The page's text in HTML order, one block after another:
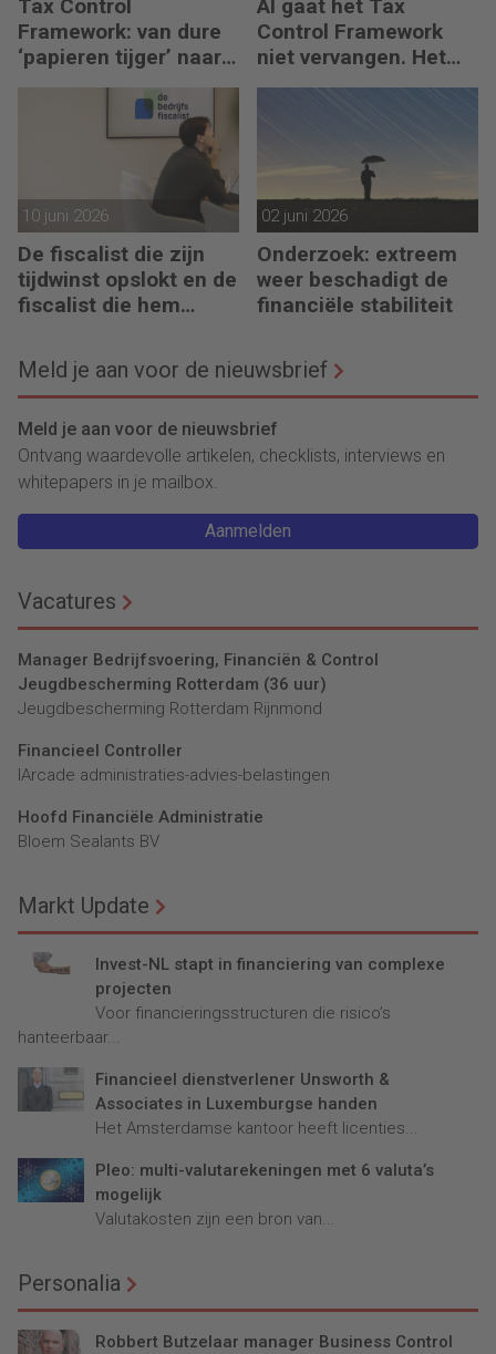
Tax Control
Framework: van dure
‘papieren tijger’ naar
digitaal stuurmiddel
AI gaat het Tax
Control Framework
niet vervangen. Het
maakt de fiscalist die
kan doorvragen alleen
10 juni 2026
De fiscalist die zijn
tijdwinst opslokt en de
fiscalist die hem
02 juni 2026
Onderzoek: extreem
weer beschadigt de
financiële stabiliteit
Meld je aan voor de nieuwsbrief
Meld je aan voor de nieuwsbrief
Ontvang waardevolle artikelen, checklists, interviews en
whitepapers in je mailbox.
Aanmelden
Vacatures
Manager Bedrijfsvoering, Financiën & Control
Jeugdbescherming Rotterdam (36 uur)
Jeugdbescherming Rotterdam Rijnmond
Financieel Controller
lArcade administraties-advies-belastingen
Hoofd Financiële Administratie
Bloem Sealants BV
Markt Update
Invest-NL stapt in financiering van complexe
projecten
Voor financieringsstructuren die risico’s
hanteerbaar...
Financieel dienstverlener Unsworth &
Associates in Luxemburgse handen
Het Amsterdamse kantoor heeft licenties...
Pleo: multi-valutarekeningen met 6 valuta’s
mogelijk
Valutakosten zijn een bron van...
Personalia
Robbert Butzelaar manager Business Control